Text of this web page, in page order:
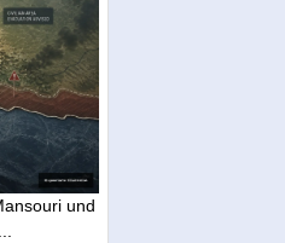
und